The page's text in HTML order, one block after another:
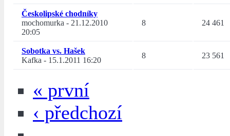
Českolipské chodníky
mochomurka - 21.12.2010
20:05
8 24 461
Sobotka vs. Hašek
Kafka - 15.1.2011 16:20
8 23 561
« první
‹ předchozí